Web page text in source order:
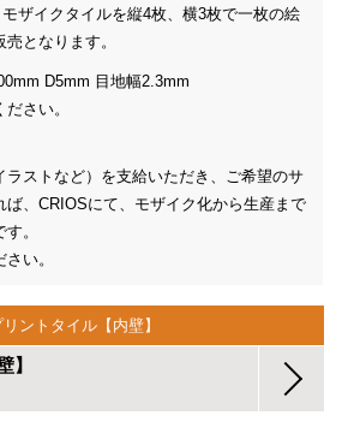
ザイクタイルを縦4枚、横3枚で一枚の絵
となります。
D5mm 目地幅2.3mm
さい。
ラストなど）を支給いただき、ご希望のサ
ば、CRIOSにて、モザイク化から生産まで
。
い。
リントタイル【内壁】
】